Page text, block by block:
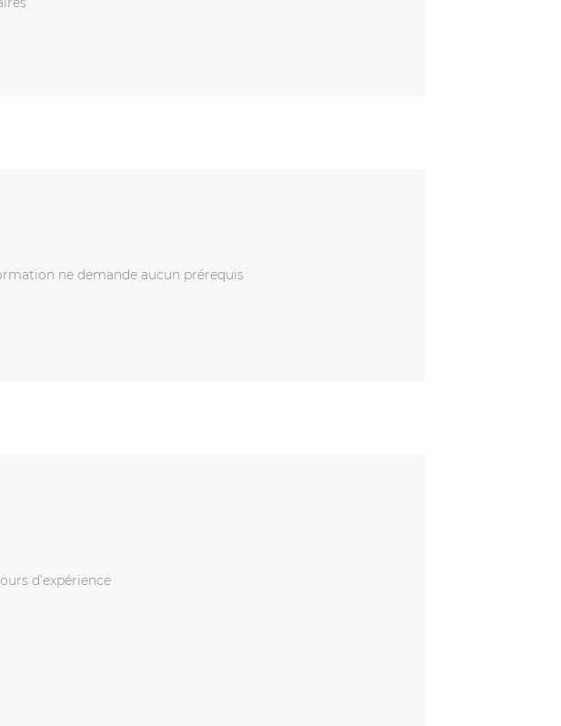
ne demande aucun prérequis
d’expérience